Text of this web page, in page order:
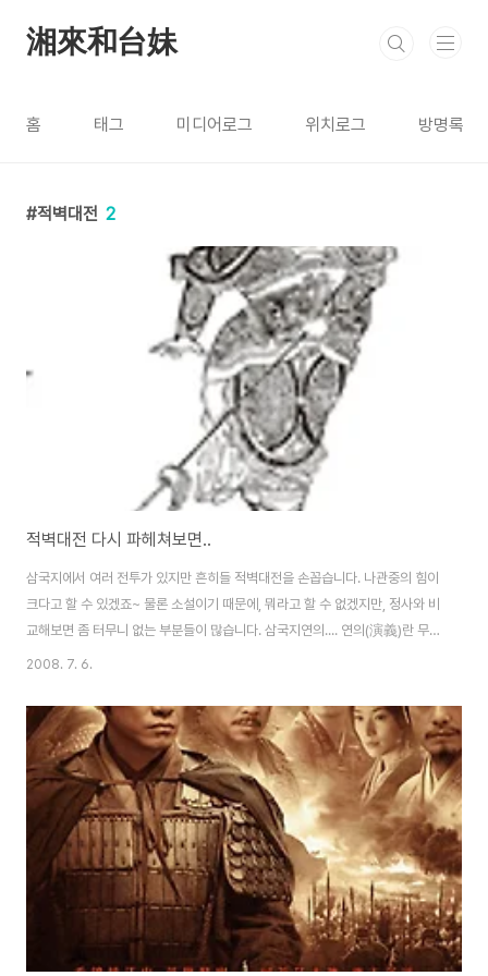
湘來和台妹
홈 태그 미디어로그 위치로그 방명록
적벽대전 2
적벽대전 다시 파헤쳐보면..
삼국지에서 여러 전투가 있지만 흔히들 적벽대전을 손꼽습니다. 나관중의 힘이
크다고 할 수 있겠죠~ 물론 소설이기 때문에, 뭐라고 할 수 없겠지만, 정사와 비
교해보면 좀 터무니 없는 부분들이 많습니다. 삼국지연의.... 연의(演義)란 무
슨 뜻일지 다시 생각해보면... 연(演)은 '발전시켜 풀어낸다는 뜻이고 의(義)는
전시켜 풀어낸다는 뜻이죠. 연의 앞에 삼국지를 붙인건 유가경전을 연구하는
입장에서 위촉오 삼국시대의 역사를 다시 재조명하여 소설로 풀어냈기 때문에
삼국지 '연의'라고 말합니다. 이러한 과정에서 장편소설로 풀어내고, 유가에서
강조하는 정통 관념, 충효관념을 곳곳에 삽입하다보니 조조가 아주 나쁜이미지
로 부각되고, 관우는..
2008. 7. 6.